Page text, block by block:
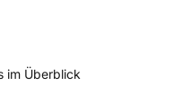
im Überblick